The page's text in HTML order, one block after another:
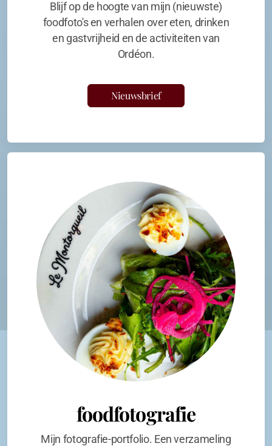
Blijf op de hoogte van mijn (nieuwste)
foodfoto's en verhalen over eten, drinken
en gastvrijheid en de activiteiten van
Ordéon.
Nieuwsbrief
foodfotografie
Mijn fotografie-portfolio. Een verzameling